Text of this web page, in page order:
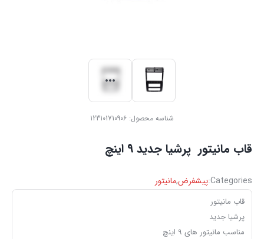
شناسه محصول: 123101710906
قاب مانیتور ‏ ‏پرشیا ‏جدید 9 اینچ
Categories:پیشفرض,مانیتور
قاب مانیتور
‏پرشیا ‏جدید
مناسب مانیتور های 9 اینچ